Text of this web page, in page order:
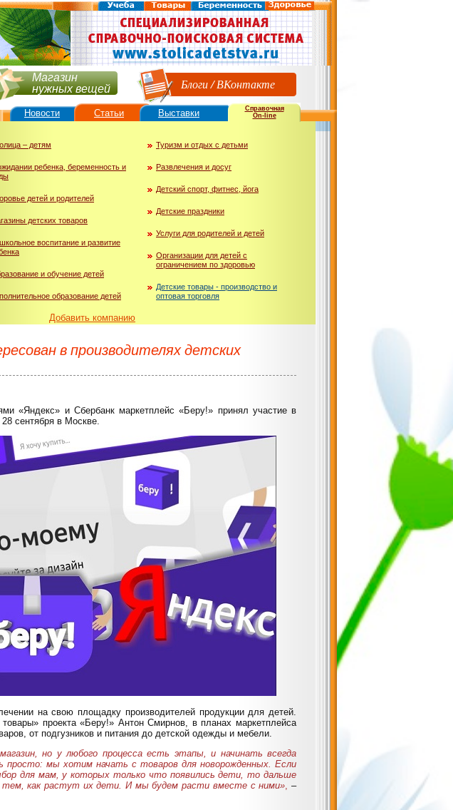
Магазин
нужных вещей Блоги/ВКонтакте
– детям
ребенка, беременность и
детей и родителей
детских товаров
воспитание и развитие
и обучение детей
образование детей
Туризм и отдых с детьми
Развлечения и досуг
Детский спорт, фитнес, йога
Детские праздники
Услуги для родителей и детей
Организации для детей с
ограничением по здоровью
Детские товары - производство и
оптовая торговля
Добавить компанию
Справочная
On-line
в производителях детских
«Яндекс» и Сбербанк маркетплейс «Беру!» принял участие в
сентября в Москве.
на свою площадку производителей продукции для детей.
товары» проекта «Беру!» Антон Смирнов, в планах маркетплейса
от подгузников и питания до детской одежды и мебели.
но у любого процесса есть этапы, и начинать всегда
просто: мы хотим начать с товаров для новорожденных. Если
для мам, у которых только что появились дети, то дальше
как растут их дети. И мы будем расти вместе с ними», –
Новости Статьи Выставки